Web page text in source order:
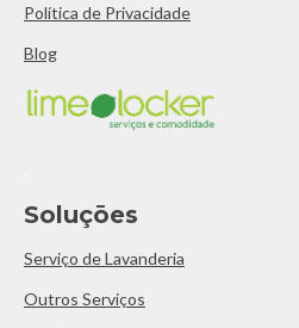
Política de Privacidade
Blog
Soluçōes
Serviço de Lavanderia
Outros Serviços